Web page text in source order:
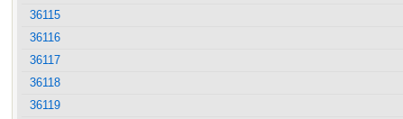
36115
36116
36117
36118
36119